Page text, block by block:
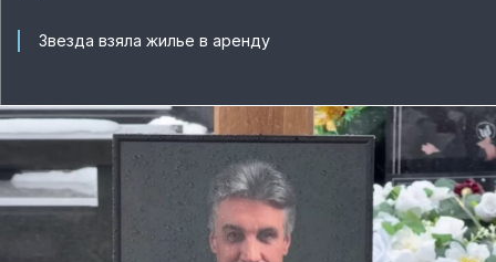
Звезда взяла жилье в аренду